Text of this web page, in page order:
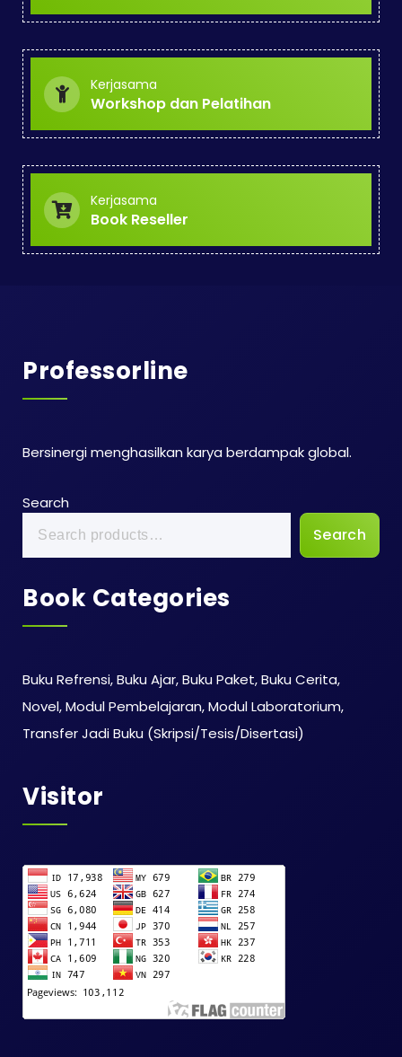
Kerjasama
Workshop dan Pelatihan
Kerjasama
Book Reseller
Professorline
Bersinergi menghasilkan karya berdampak global.
Search
Search
Book Categories
Buku Refrensi, Buku Ajar, Buku Paket, Buku Cerita,
Novel, Modul Pembelajaran, Modul Laboratorium,
Transfer Jadi Buku (Skripsi/Tesis/Disertasi)
Visitor